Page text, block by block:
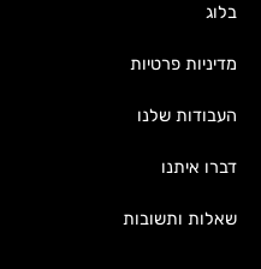
בלוג
מדיניות פרטיות
העבודות שלנו
דברו איתנו
שאלות ותשובות